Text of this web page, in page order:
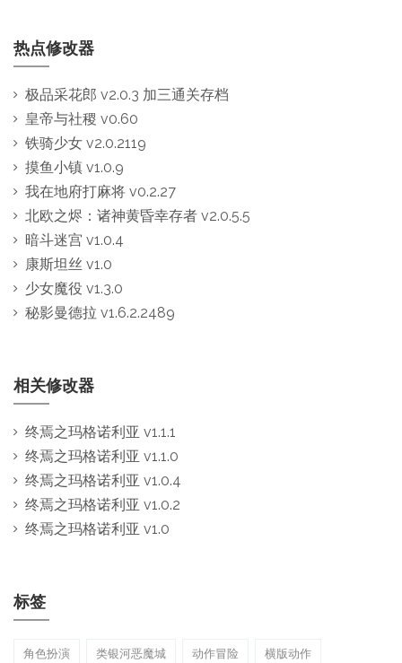
热点修改器
极品采花郎 v2.0.3 加三通关存档
皇帝与社稷 v0.60
铁骑少女 v2.0.2119
摸鱼小镇 v1.0.9
我在地府打麻将 v0.2.27
北欧之烬：诸神黄昏幸存者 v2.0.5.5
暗斗迷宫 v1.0.4
康斯坦丝 v1.0
少女魔役 v1.3.0
秘影曼德拉 v1.6.2.2489
相关修改器
终焉之玛格诺利亚 v1.1.1
终焉之玛格诺利亚 v1.1.0
终焉之玛格诺利亚 v1.0.4
终焉之玛格诺利亚 v1.0.2
终焉之玛格诺利亚 v1.0
标签
角色扮演 类银河恶魔城 动作冒险 横版动作